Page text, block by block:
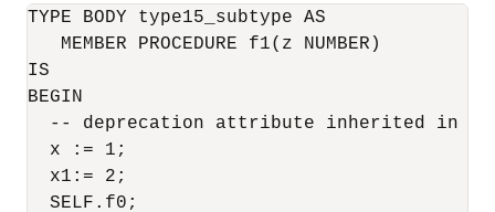
TYPE BODY type15_subtype AS
   MEMBER PROCEDURE f1(z NUMBER)
IS
BEGIN
-- deprecation attribute inherited in
  x := 1;
  x1:= 2;
  SELF.f0;